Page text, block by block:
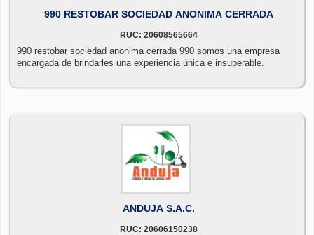
990 RESTOBAR SOCIEDAD ANONIMA CERRADA
RUC: 20608565664
990 restobar sociedad anonima cerrada 990 somos una empresa
encargada de brindarles una experiencia única e insuperable.
ANDUJA S.A.C.
RUC: 20606150238